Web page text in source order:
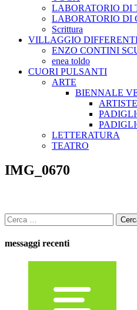
LABORATORIO DI
LABORATORIO DI
Scrittura
VILLAGGIO
ENZO CONTINI
enea toldo
CUORI PULSANTI
ARTE
BIENNALE
LETTERATURA
TEATRO
IMG_0670
Ricerca
per:
messaggi recenti